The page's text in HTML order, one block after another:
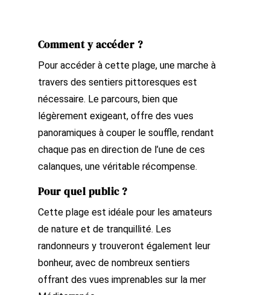
Comment y accéder ?
Pour accéder à cette plage, une marche à
travers des sentiers pittoresques est
nécessaire. Le parcours, bien que
légèrement exigeant, offre des vues
panoramiques à couper le souffle, rendant
chaque pas en direction de l’une de ces
calanques, une véritable récompense.
Pour quel public ?
Cette plage est idéale pour les amateurs
de nature et de tranquillité. Les
randonneurs y trouveront également leur
bonheur, avec de nombreux sentiers
offrant des vues imprenables sur la mer